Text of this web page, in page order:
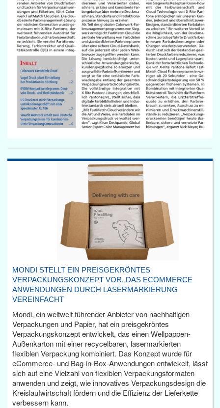
MONDI STELLT EIN PREISGEKRÖNTES
VERPACKUNGSKONZEPT VOR, DAS ECOMMERCE
ANWENDUNGEN DURCH LASERMARKIERUNG
VEREINFACHT
Mondi, ein weltweit führender Anbieter von nachhaltigen
Verpackungen und Papier, hat ein preisgekröntes
Verpackungskonzept entwickelt, das einen Wellpappen-
Außenkarton mit einer recycelbaren, lasermarkierten
flexiblen Verpackung kombiniert. Das Konzept wurde für
eCommerce- und Bag-in-Box-Anwendungen entwickelt, lässt
sich auf eine Vielzahl von flexiblen Verpackungsformaten
anwenden und zeigt, wie innovatives Verpackungsdesign die
Kreislaufwirtschaft fördern und die Effizienz der Lieferkette
verbessern kann.